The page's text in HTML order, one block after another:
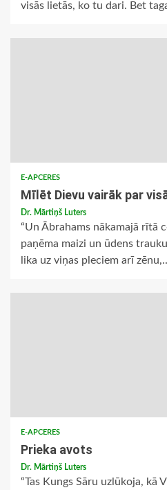
visās lietās, ko tu dari. Bet
E-APCERES
Mīlēt Dievu vairāk par
Dr. Mārtiņš Luters
“Un Ābrahams nākamajā rītā
paņēma maizi un ūdens
lika uz viņas pleciem arī
E-APCERES
Prieka avots
Dr. Mārtiņš Luters
“Tas Kungs Sāru uzlūkoja, kā